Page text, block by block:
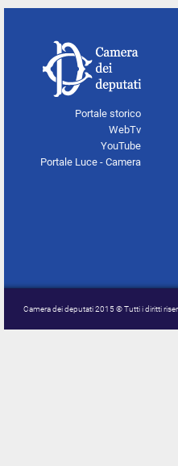
Portale storico
WebTv
YouTube
Portale Luce - Camera
Camera dei deputati 2015 © Tutti i diritti